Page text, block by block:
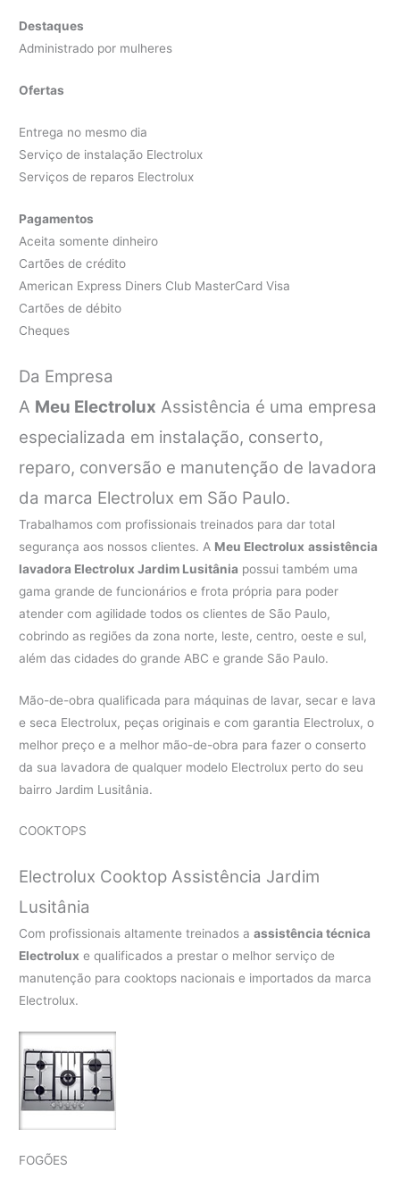
Destaques
Administrado por mulheres
Ofertas
Entrega no mesmo dia
Serviço de instalação Electrolux
Serviços de reparos Electrolux
Pagamentos
Aceita somente dinheiro
Cartões de crédito
American Express Diners Club MasterCard Visa
Cartões de débito
Cheques
Da Empresa
A Meu Electrolux Assistência é uma empresa
especializada em instalação, conserto,
reparo, conversão e manutenção de lavadora
da marca Electrolux em São Paulo.
Trabalhamos com profissionais treinados para dar total
segurança aos nossos clientes. A Meu Electrolux assistência
lavadora Electrolux Jardim Lusitânia possui também uma
gama grande de funcionários e frota própria para poder
atender com agilidade todos os clientes de São Paulo,
cobrindo as regiões da zona norte, leste, centro, oeste e sul,
além das cidades do grande ABC e grande São Paulo.
Mão-de-obra qualificada para máquinas de lavar, secar e lava
e seca Electrolux, peças originais e com garantia Electrolux, o
melhor preço e a melhor mão-de-obra para fazer o conserto
da sua lavadora de qualquer modelo Electrolux perto do seu
bairro Jardim Lusitânia.
COOKTOPS
Electrolux Cooktop Assistência Jardim
Lusitânia
Com profissionais altamente treinados aassistência técnica
Electrolux e qualificados a prestar o melhor serviço de
manutenção para cooktops nacionais e importados da marca
Electrolux.
FOGÕES